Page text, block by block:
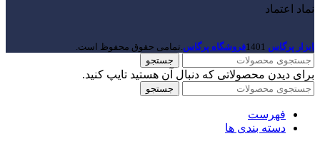
نماد اعتماد
ابزار پرگاس 1401فروشگاه پرگاس.تمامی حقوق محفوظ است.
جستجو
برای دیدن محصولاتی که دنبال آن هستید تایپ کنید.
جستجو
فهرست
دسته بندی ها